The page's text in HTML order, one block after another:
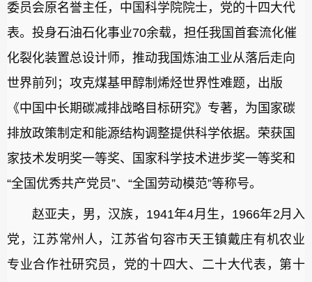
委员会原名誉主任，中国科学院院士，党的十四大代
表。投身石油石化事业70余载，担任我国首套流化催
化裂化装置总设计师，推动我国炼油工业从落后走向
世界前列；攻克煤基甲醇制烯烃世界性难题，出版
《中国中长期碳减排战略目标研究》专著，为国家碳
排放政策制定和能源结构调整提供科学依据。荣获国
家技术发明奖一等奖、国家科学技术进步奖一等奖和
“全国优秀共产党员”、“全国劳动模范”等称号。
赵亚夫，男，汉族，1941年4月生，1966年2月入
党，江苏常州人，江苏省句容市天王镇戴庄有机农业
专业合作社研究员，党的十四大、二十大代表，第十